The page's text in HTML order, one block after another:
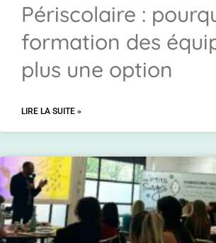
Périscolaire :
formation des
plus une option
LIRE LA SUITE »